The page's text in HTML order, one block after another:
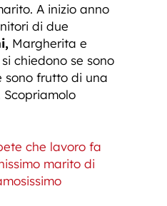
A inizio anno
di due
Margherita e
chiedono se sono
frutto di una
che lavoro fa
marito di